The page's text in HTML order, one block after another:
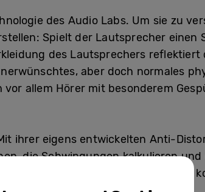
des Audio Labs. Um sie zu
Spielt der Lautsprecher einen
des Lautsprechers reflektiert
aber doch normales
allem Hörer mit besonderem
ihrer eigens entwickelten Anti-
die Schwingungen kalkulieren
zuvorzukommen. Dadurch